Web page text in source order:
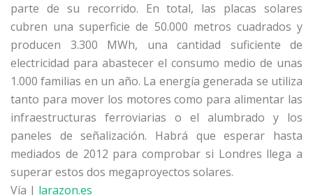
parte de su recorrido. En total, las placas solares
cubren una superficie de 50.000 metros cuadrados y
producen 3.300 MWh, una cantidad suficiente de
electricidad para abastecer el consumo medio de unas
1.000 familias en un año. La energía generada se utiliza
tanto para mover los motores como para alimentar las
infraestructuras ferroviarias o el alumbrado y los
paneles de señalización. Habrá que esperar hasta
mediados de 2012 para comprobar si Londres llega a
superar estos dos megaproyectos solares.
Vía | larazon.es